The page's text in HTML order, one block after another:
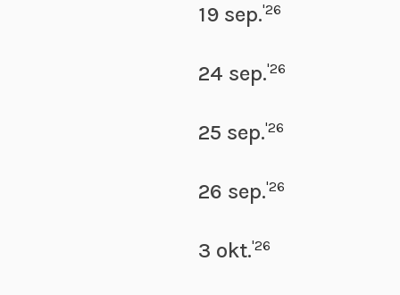
19 sep.'26
24 sep.'26
25 sep.'26
26 sep.'26
3 okt.'26